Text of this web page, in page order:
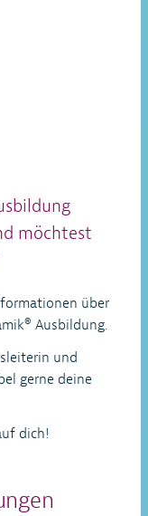
möchtest
über
Ausbildung.
und
gerne deine
dich!